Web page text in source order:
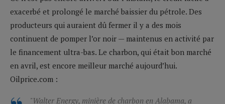
exacerbé et prolongé le marché baissier du pétrole. Des
producteurs qui auraient dû fermer il y a des mois
continuent de pomper l’or noir — maintenus en activité par
le financement ultra-bas. Le charbon, qui était bon marché
en avril, est encore meilleur marché aujourd’hui.
Oilprice.com :
"Walter Energy, minière de charbon en Alabama, a